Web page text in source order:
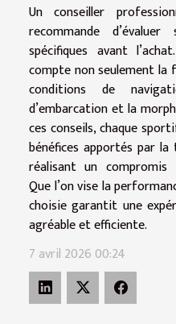
Un conseiller
recommande
spécifiques avant
compte non seulement la
conditions de
d’embarcation et la
ces conseils, chaque
bénéfices apportés par
réalisant un compromis
Que l’on vise la
choisie garantit une
agréable et efficiente.
7 avril 2026 00:24